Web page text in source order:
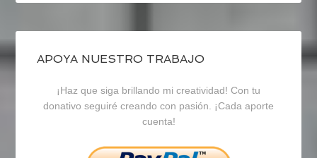
de
blogrecursosep
en
Facebook
de
recursosep
en
Twitter
de
recursosep
en
Instagram
APOYA NUESTRO TRABAJO
¡Haz que siga brillando mi creatividad! Con tu
donativo seguiré creando con pasión. ¡Cada aporte
cuenta!